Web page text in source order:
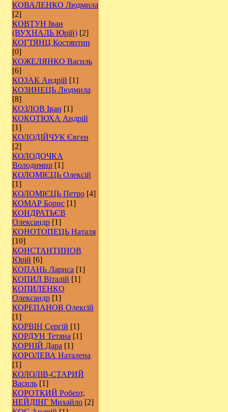
КОВАЛЕНКО Людмила
[2]
КОВТУН Іван
(ВУХНАЛЬ Юрій) [2]
КОГТЯНЦ Костянтин
[0]
КОЖЕЛЯНКО Василь
[6]
КОЗАК Андрій [1]
КОЗИНЕЦЬ Людмила
[8]
КОЗЛОВ Іван [1]
КОКОТЮХА Андрій
[1]
КОЛОДІЙЧУК Євген
[2]
КОЛОДОЧКА
Володимир [1]
КОЛОМІЄЦЬ Олексій
[1]
КОЛОМІЄЦЬ Петро [4]
КОМАР Борис [1]
КОНДРАТЬЄВ
Олександр [1]
КОНОТОПЕЦЬ Наталя
[10]
КОНСТАНТИНОВ
Юрій [6]
КОПАНЬ Лариса [1]
КОПИЛ Віталій [1]
КОПИЛЕНКО
Олександр [1]
КОРЕПАНОВ Олексій
[1]
КОРВІН Сергій [1]
КОРДУН Тетяна [1]
КОРНІЙ Дара [1]
КОРОЛЕВА Наталена
[1]
КОЛОЛІВ-СТАРИЙ
Василь [1]
КОРОТКИЙ Роберт,
НЕЙДІНГ Михайло [2]